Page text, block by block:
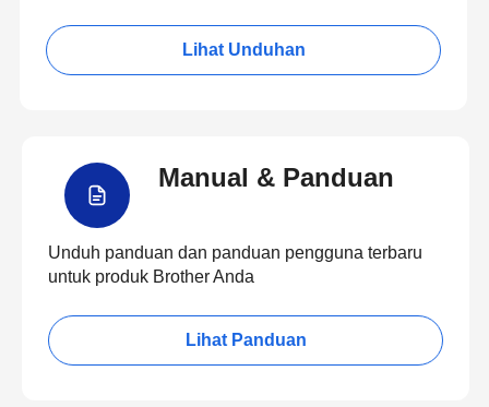
Lihat Unduhan
Manual & Panduan
Unduh panduan dan panduan pengguna terbaru
untuk produk Brother Anda
Lihat Panduan